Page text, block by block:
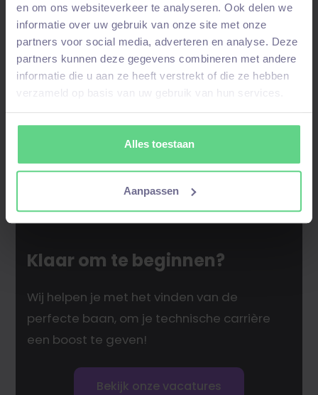
en om ons websiteverkeer te analyseren. Ook delen we
informatie over uw gebruik van onze site met onze
partners voor social media, adverteren en analyse. Deze
partners kunnen deze gegevens combineren met andere
informatie die u aan ze heeft verstrekt of die ze hebben
verzameld op basis van uw gebruik van hun services.
Alles toestaan
Aanpassen
talentpool– bij eenmatchnemen wij contact
op!
Klaar om te beginnen?
Wij helpen je met het vinden van de
perfecte baan, om je technische carrière
een boost te geven!
Bekijk onze vacatures